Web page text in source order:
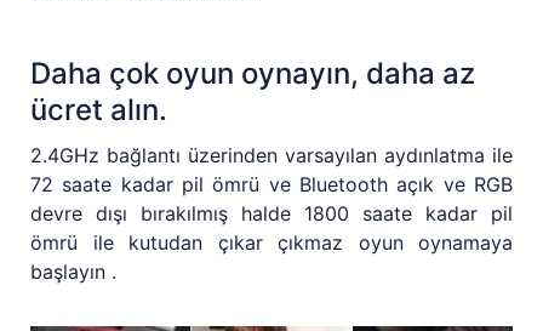
Daha çok oyun oynayın, daha az
ücret alın.
2.4GHz bağlantı üzerinden varsayılan aydınlatma ile
72 saate kadar pil ömrü ve Bluetooth açık ve RGB
devre dışı bırakılmış halde 1800 saate kadar pil
ömrü ile kutudan çıkar çıkmaz oyun oynamaya
başlayın .